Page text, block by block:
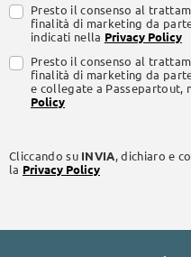
Presto il consenso al
finalità di marketing da
indicati nella Privacy Policy
Presto il consenso al
finalità di marketing da
e collegate a Passepartout,
Policy
Cliccando su INVIA, dichiaro e
la Privacy Policy